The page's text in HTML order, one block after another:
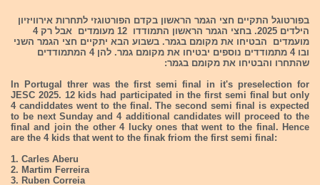
בפורטוגל התקיים חצי הגמר הראשון בקדם הפורטוגזי לתחרות אירוויזיון
הילדים 2025. בחצי הגמר הראשון התמודדו 12 מעומדים אבל רק 4
מועמדים הבטיחו את מקומם בגמר. בשבוע הבא יתקיים חצי הגמר השני
ובו 4 מתמודדים נוספים יבטיחו את מקומם גמר. להן 4 המתמודדים
שהתחרו והבטיחו את מקומם בגמר:
In Portugal threr was the first semi final in it's preselection for
JESC 2025. 12 kids had participated in the first semi final but only
4 candiddates went to the final. The second semi final is expected
to be next Sunday and 4 additional candidates will proceed to the
final and join the other 4 lucky ones that went to the final. Hence
are the 4 kids that went to the finak friom the first semi final:
1. Carles Aberu
2. Martim Ferreira
3. Ruben Correia